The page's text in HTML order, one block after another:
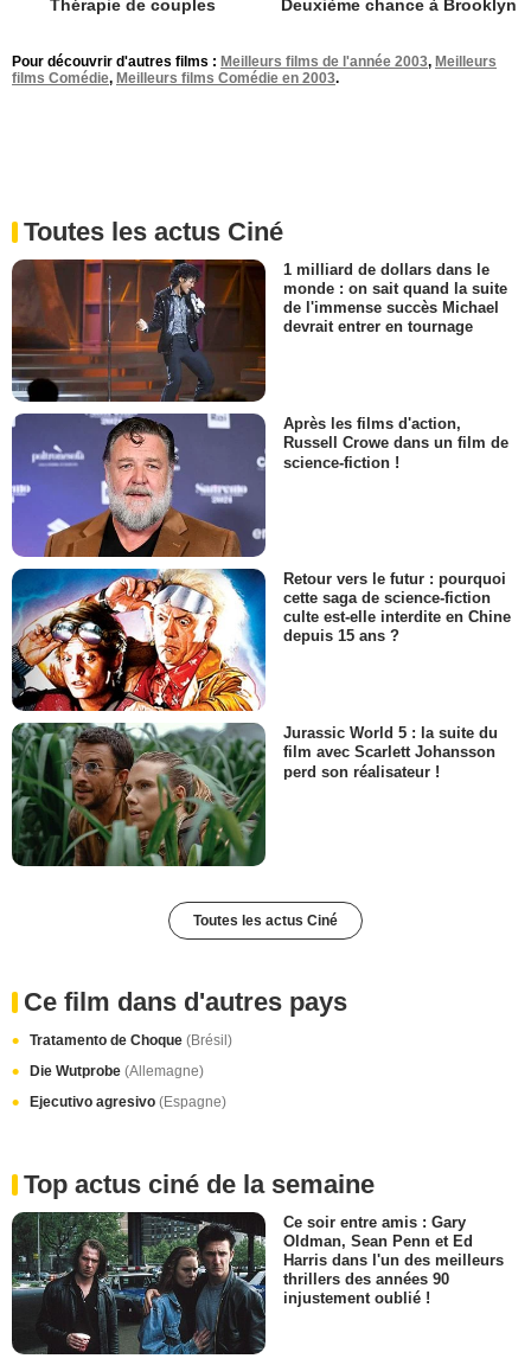
Thérapie de couples Deuxième chance à Brooklyn
Pour découvrir d'autres films : Meilleurs films de l'année 2003, Meilleurs
films Comédie, Meilleurs films Comédie en 2003.
Toutes les actus Ciné
1 milliard de dollars dans le
monde : on sait quand la suite
de l'immense succès Michael
devrait entrer en tournage
Après les films d'action,
Russell Crowe dans un film de
science-fiction !
Retour vers le futur : pourquoi
cette saga de science-fiction
culte est-elle interdite en Chine
depuis 15 ans ?
Jurassic World 5 : la suite du
film avec Scarlett Johansson
perd son réalisateur !
Toutes les actus Ciné
Ce film dans d'autres pays
Tratamento de Choque (Brésil)
Die Wutprobe (Allemagne)
Ejecutivo agresivo (Espagne)
Top actus ciné de la semaine
Ce soir entre amis : Gary
Oldman, Sean Penn et Ed
Harris dans l'un des meilleurs
thrillers des années 90
injustement oublié !